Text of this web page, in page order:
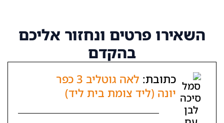
השאירו פרטים ונחזור אליכם
בהקדם
כתובת:
לאה גוטליב 3 כפר
יונה (ליד צומת בית ליד)